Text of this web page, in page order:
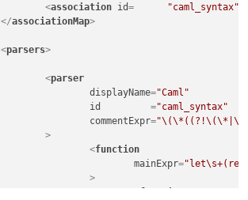
<association id=
"caml_syntax"
</associationMap>
<parsers>
<parser
displayName="Caml"
id
         =
"caml_syntax"
commentExpr=
			>
<function
mainExpr="let\s+(rec
				>